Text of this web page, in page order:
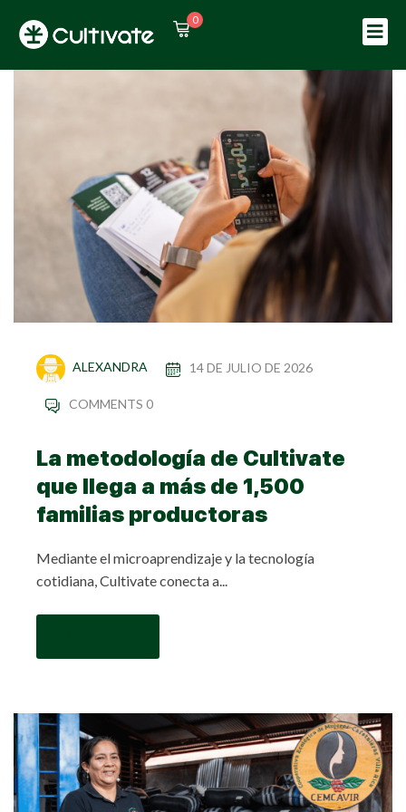
0
ALEXANDRA 14 DE JULIO DE 2026
COMMENTS 0
La metodología de Cultivate
que llega a más de 1,500
familias productoras
Mediante el microaprendizaje y la tecnología
cotidiana, Cultivate conecta a...
Sign in
Remember me Lost your password?